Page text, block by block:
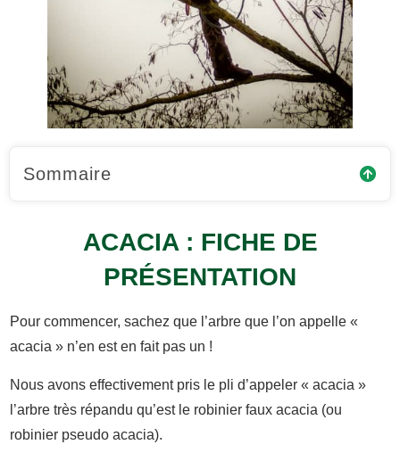
Sommaire
ACACIA : FICHE DE
PRÉSENTATION
Pour commencer, sachez que l’arbre que l’on appelle «
acacia » n’en est en fait pas un !
Nous avons effectivement pris le pli d’appeler « acacia »
l’arbre très répandu qu’est le robinier faux acacia (ou
robinier pseudo acacia).